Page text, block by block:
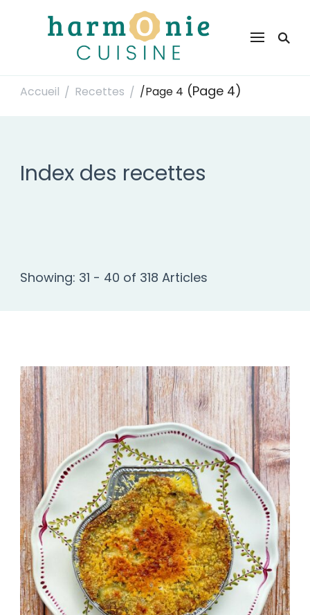
Harmonie Cuisine
Accueil / Recettes / /Page 4 (Page 4)
Index des recettes
Showing: 31 - 40 of 318 Articles